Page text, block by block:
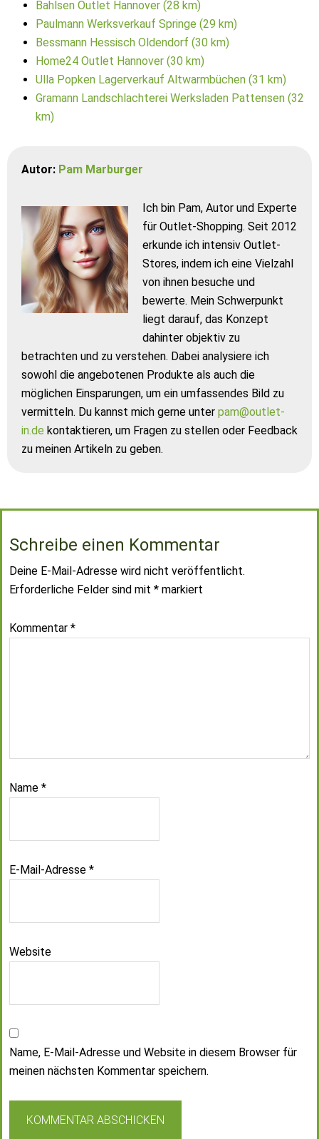
Bahlsen Outlet Hannover (28 km)
Paulmann Werksverkauf Springe (29 km)
Bessmann Hessisch Oldendorf (30 km)
Home24 Outlet Hannover (30 km)
Ulla Popken Lagerverkauf Altwarmbüchen (31 km)
Gramann Landschlachterei Werksladen Pattensen (32
km)
Autor: Pam Marburger
Ich bin Pam, Autor und Experte
für Outlet-Shopping. Seit 2012
erkunde ich intensiv Outlet-
Stores, indem ich eine Vielzahl
von ihnen besuche und
bewerte. Mein Schwerpunkt
liegt darauf, das Konzept
dahinter objektiv zu
betrachten und zu verstehen. Dabei analysiere ich
sowohl die angebotenen Produkte als auch die
möglichen Einsparungen, um ein umfassendes Bild zu
vermitteln. Du kannst mich gerne unter pam@outlet-
in.de kontaktieren, um Fragen zu stellen oder Feedback
zu meinen Artikeln zu geben.
Schreibe einen Kommentar
Deine E-Mail-Adresse wird nicht veröffentlicht.
Erforderliche Felder sind mit * markiert
Kommentar *
Name *
E-Mail-Adresse *
Website
Name, E-Mail-Adresse und Website in diesem Browser für
meinen nächsten Kommentar speichern.